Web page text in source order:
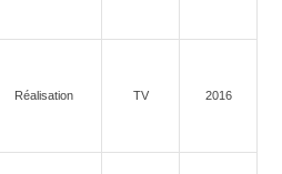
Réalisation TV 2016